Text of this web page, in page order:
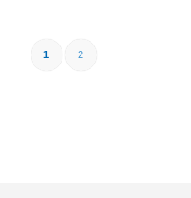
1 2